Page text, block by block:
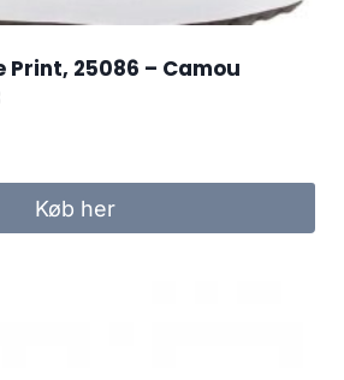
Print, 25086 – Camou
Køb her